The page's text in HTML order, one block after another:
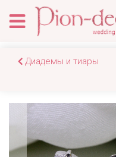
Диадемы и тиары